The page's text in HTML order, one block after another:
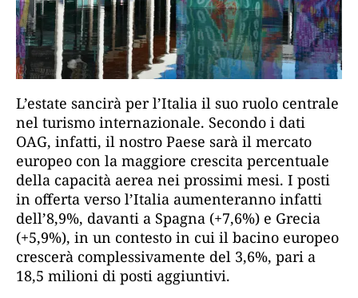
L’estate sancirà per l’Italia il suo ruolo centrale
nel turismo internazionale. Secondo i dati
OAG, infatti, il nostro Paese sarà il mercato
europeo con la maggiore crescita percentuale
della capacità aerea nei prossimi mesi. I posti
in offerta verso l’Italia aumenteranno infatti
dell’8,9%, davanti a Spagna (+7,6%) e Grecia
(+5,9%), in un contesto in cui il bacino europeo
crescerà complessivamente del 3,6%, pari a
18,5 milioni di posti aggiuntivi.